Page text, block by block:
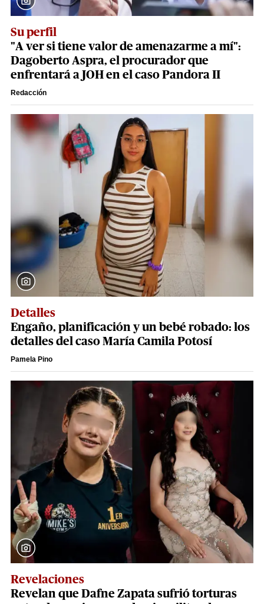
Su perfil
"A ver si tiene valor de amenazarme a mí":
Dagoberto Aspra, el procurador que
enfrentará a JOH en el caso Pandora II
Redacción
Detalles
Engaño, planificación y un bebé robado: los
detalles del caso María Camila Potosí
Pamela Pino
Revelaciones
Revelan que Dafne Zapata sufrió torturas